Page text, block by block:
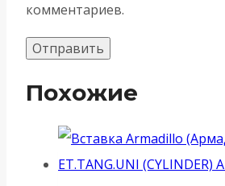
комментариев.
Похожие